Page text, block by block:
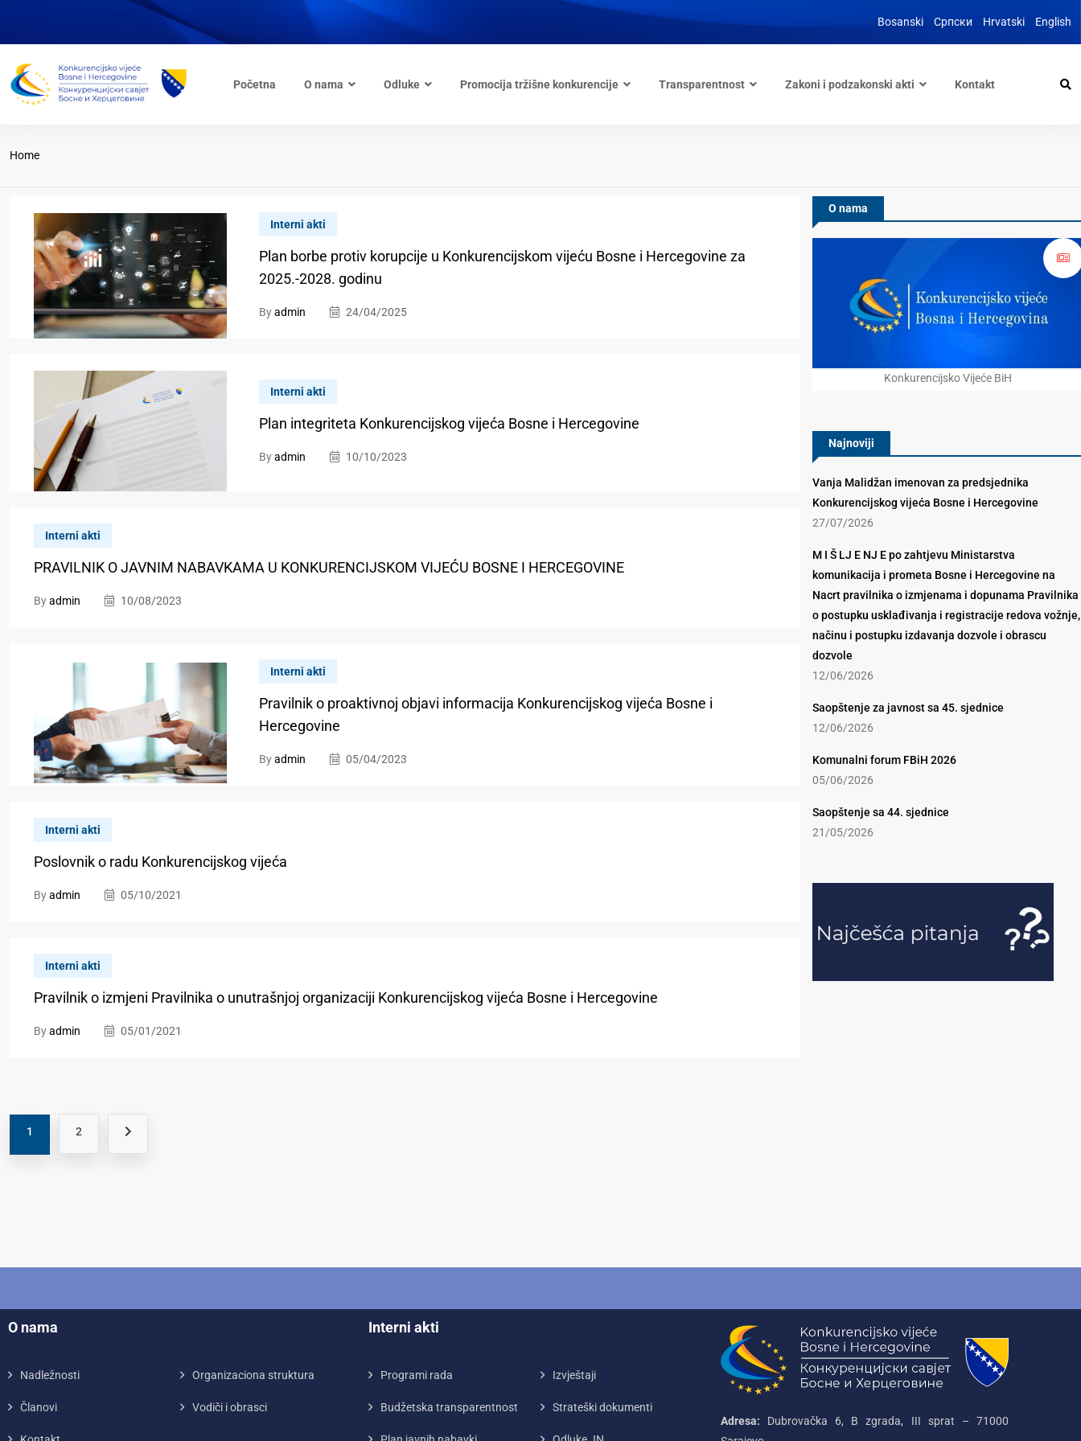
Bosanski Српски Hrvatski English
Početna O nama Odluke Promocija tržišne konkurencije Transparentnost Zakoni i podzakonski akti Kontakt
Home
Interni akti
Plan borbe protiv korupcije u Konkurencijskom vijeću Bosne i Hercegovine za
2025.-2028. godinu
Byadmin 24/04/2025
Interni akti
Plan integriteta Konkurencijskog vijeća Bosne i Hercegovine
Byadmin 10/10/2023
Interni akti
PRAVILNIK O JAVNIM NABAVKAMA U KONKURENCIJSKOM VIJEĆU BOSNE I HERCEGOVINE
Byadmin 10/08/2023
Interni akti
Pravilnik o proaktivnoj objavi informacija Konkurencijskog vijeća Bosne i
Hercegovine
Byadmin 05/04/2023
Interni akti
Poslovnik o radu Konkurencijskog vijeća
Byadmin 05/10/2021
Interni akti
Pravilnik o izmjeni Pravilnika o unutrašnjoj organizaciji Konkurencijskog vijeća Bosne i Hercegovine
Byadmin 05/01/2021
1 2
O nama
Konkurencijsko Vijeće BiH
Najnoviji
Vanja Malidžan imenovan za predsjednika
Konkurencijskog vijeća Bosne i Hercegovine
27/07/2026
M I Š LJ E NJ E po zahtjevu Ministarstva
komunikacija i prometa Bosne i Hercegovine na
Nacrt pravilnika o izmjenama i dopunama Pravilnika
o postupku usklađivanja i registracije redova vožnje,
načinu i postupku izdavanja dozvole i obrascu
dozvole
12/06/2026
Saopštenje za javnost sa 45. sjednice
12/06/2026
Komunalni forum FBiH 2026
05/06/2026
Saopštenje sa 44. sjednice
21/05/2026
O nama
Nadležnosti Organizaciona struktura
Članovi Vodiči i obrasci
Interni akti
Programi rada Izvještaji
Budžetska transparentnost Strateški dokumenti
Adresa: Dubrovačka 6, B zgrada, III sprat – 71000‌